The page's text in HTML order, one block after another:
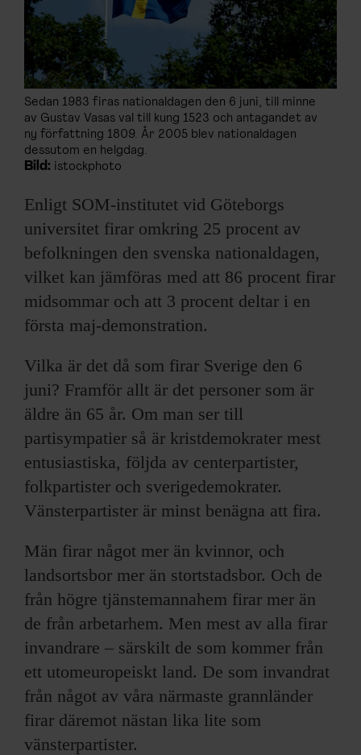
OM F&F
Sedan 1983 firas nationaldagen den 6 juni, till minne
av Gustav Vasas val till kung 1523 och antagandet av
ny författning 1809. År 2005 blev nationaldagen
dessutom en helgdag.
Bild: istockphoto
Enligt SOM-institutet vid Göteborgs
universitet firar omkring 25 procent av
befolkningen den svenska nationaldagen,
vilket kan jämföras med att 86 procent firar
midsommar och att 3 procent deltar i en
första maj-demonstration.
Vilka är det då som firar Sverige den 6
juni? Framför allt är det personer som är
äldre än 65 år. Om man ser till
partisympatier så är kristdemokrater mest
entusiastiska, följda av centerpartister,
folkpartister och sverigedemokrater.
Vänsterpartister är minst benägna att fira.
Män firar något mer än kvinnor, och
landsortsbor mer än stortstadsbor. Och de
från högre tjänstemannahem firar mer än
de från arbetarhem. Men mest av alla firar
invandrare – särskilt de som kommer från
ett utomeuropeiskt land. De som invandrat
från något av våra närmaste grannländer
firar däremot nästan lika lite som
vänsterpartister.